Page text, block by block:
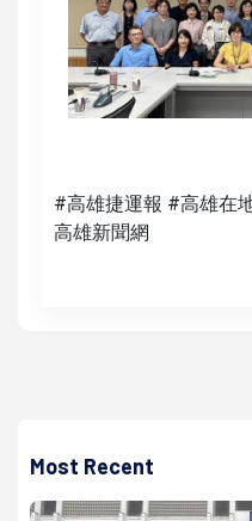
#高雄捷運報 #高雄在
高雄新聞網
Most Recent